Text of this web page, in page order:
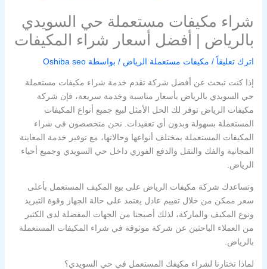
شراء مكيفات مستعملة حي السويدي
بالرياض | أفضل أسعار شراء المكيفات
اترك تعليقاً / مكيفات مستعملة الرياض / بواسطة Oshiba seo
إذا كنت تبحث عن أفضل شركة تقدم خدمة شراء مكيفات مستعملة
حي السويدي بالرياض بأسعار مناسبة وخدمة سريعة، فإن شركة
مكيفات الرياض توفر لك الحل الأمثل لبيع جميع أنواع المكيفات
المستعملة بسهولة وبدون أي تعقيدات. نحن متخصصون في شراء
المكيفات المستعملة بمختلف أنواعها وحالاتها، مع توفير خدمة المعاينة
المجانية والفك والنقل والدفع الفوري داخل حي السويدي وجميع أحياء
الرياض.
وتساعدك شركة مكيفات الرياض على بيع المكيف المستعمل بأعلى
سعر ممكن من خلال تقييم عادل يعتمد على حالة الجهاز وقوة التبريد
ونوع المكيف والماركة، لذلك أصبحنا من الجهات المفضلة لدى الكثير
من العملاء الباحثين عن شركة موثوقة في شراء المكيفات المستعملة
بالرياض.
لماذا تختارنا لشراء مكيفك المستعمل في حي السويدي؟